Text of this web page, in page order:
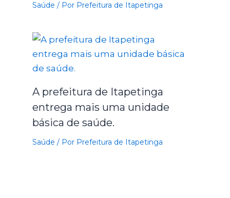
Saúde / Por Prefeitura de Itapetinga
A prefeitura de Itapetinga
entrega mais uma unidade
básica de saúde.
Saúde / Por Prefeitura de Itapetinga